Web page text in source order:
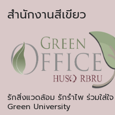
สำนักงานสีเขียว
รักสิ่งแวดล้อม รักรำไพ ร่วมใส่ใจ
Green University